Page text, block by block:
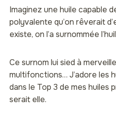
Imaginez une huile capable
polyvalente qu’on rêverait
existe, on l’a surnommée
Ce surnom lui sied à
multifonctions… J’adore les
dans le Top 3 de mes huiles
serait elle.